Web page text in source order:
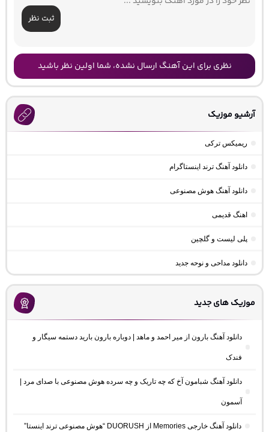
ثبت نظر
نظری برای این آهنگ ارسال نشده، شما اولین نظر باشید
آرشیو موزیک
ریمیکس ترکی
دانلود آهنگ ترند اینستاگرام
دانلود آهنگ هوش مصنوعی
اهنگ قدیمی
پلی لیست و گلچین
دانلود مداحی و نوحه جدید
موزیک های جدید
دانلود آهنگ بارون از میر احمد و ماهد | دوباره بارون بارید دستمه سیگار و
فندک
دانلود آهنگ شبامون آخ که چه تاریک و چه سرده هوش مصنوعی با صدای مرد |
آسمون
دانلود آهنگ خارجی Memories از DUORUSH “هوش مصنوعی ترند اینستا”